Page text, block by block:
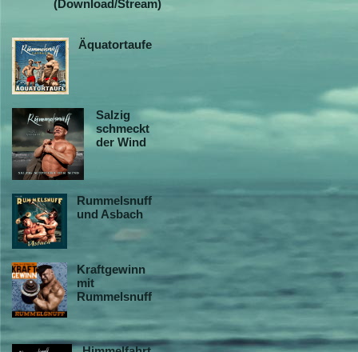
(Download/Stream)
Äquatortaufe
Salzig
schmeckt
der Wind
Rummelsnuff
und Asbach
Kraftgewinn
mit
Rummelsnuff